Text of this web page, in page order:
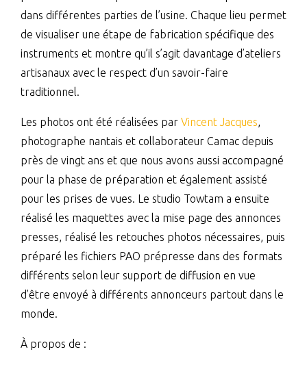
dans différentes parties de l’usine. Chaque lieu permet
de visualiser une étape de fabrication spécifique des
instruments et montre qu’il s’agit davantage d’ateliers
artisanaux avec le respect d’un savoir-faire
traditionnel.
Les photos ont été réalisées par Vincent Jacques,
photographe nantais et collaborateur Camac depuis
près de vingt ans et que nous avons aussi accompagné
pour la phase de préparation et également assisté
pour les prises de vues. Le studio Towtam a ensuite
réalisé les maquettes avec la mise page des annonces
presses, réalisé les retouches photos nécessaires, puis
préparé les fichiers PAO prépresse dans des formats
différents selon leur support de diffusion en vue
d’être envoyé à différents annonceurs partout dans le
monde.
À propos de :